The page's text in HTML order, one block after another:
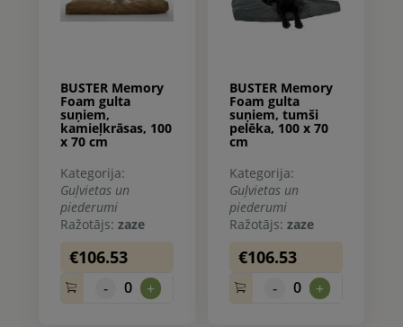
BUSTER Memory
Foam gulta
suņiem,
kamieļkrāsas, 100
x 70 cm
Kategorija:
Guļvietas un
piederumi
Ražotājs: zaze
€106.53
- 0 +
BUSTER Memory
Foam gulta
suņiem, tumši
pelēka, 100 x 70
cm
Kategorija:
Guļvietas un
piederumi
Ražotājs: zaze
€106.53
- 0 +